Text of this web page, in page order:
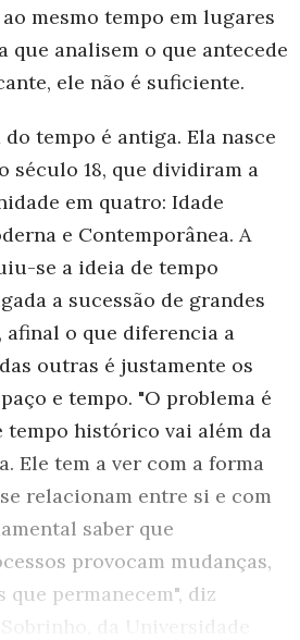
mesmo tempo em lugares
que analisem o que antecede
ele não é suficiente.
tempo é antiga. Ela nasce
século 18, que dividiram a
em quatro: Idade
e Contemporânea. A
se a ideia de tempo
a sucessão de grandes
afinal o que diferencia a
outras é justamente os
e tempo. "O problema é
tempo histórico vai além da
Ele tem a ver com a forma
relacionam entre si e com
saber que
provocam mudanças,
permanecem", diz